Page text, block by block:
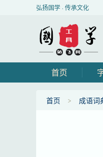
弘扬国学 · 传承文化
首页
首页 成语词